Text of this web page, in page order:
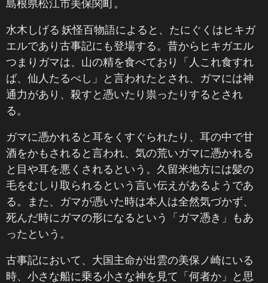
島根県松江市美保関町。
水木しげる 妖怪百物語によると、たにぐくはヒキガ
エルであり古事記にも登場する。昔からヒキガエル
つまりガマは、山の精を食べており「人これ食すれ
ば、仙人たるべし」と言われたとされ、ガマには神
通力があり、殺すと憑いたり祟ったりするとされ
る。
ガマに憑かれると耳をくすぐられたり、耳の中で甘
酒をかもされると言われ、気の荒いガマに憑かれる
と目や耳を悪くされるという。久留米地方には髪の
毛をむしり取られるという言い伝えがあるようであ
る。また、ガマが憑いた時は本人は全然気づかず、
死んだ時にガマの形になるという「ガマ憑き」もあ
ったという。
古事記において、大国主命が出雲の美保ノ崎にいる
時、小さな船に乗る小さな神を見て「何者か」と思